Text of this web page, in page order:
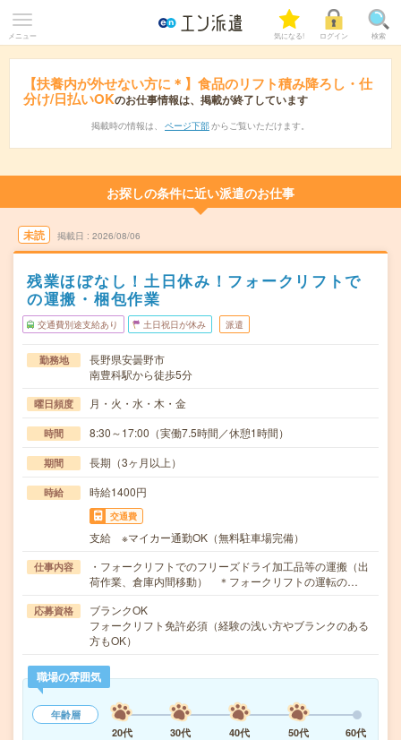
メニュー 気になる! ログイン 検索
【扶養内が外せない方に＊】食品のリフト積み降ろし・仕
分け/日払いOKのお仕事情報は、掲載が終了しています
掲載時の情報は、 ページ下部 からご覧いただけます。
お探しの条件に近い派遣のお仕事
未読 掲載日 2026/08/06
残業ほぼなし！土日休み！フォークリフトで
の運搬・梱包作業
交通費別途支給あり 土日祝日が休み 派遣
勤務地
長野県安曇野市
南豊科駅から徒歩5分
曜日頻度 月・火・水・木・金
時間 8:30～17:00（実働7.5時間／休憩1時間）
期間 長期（3ヶ月以上）
時給 時給1400円
交通費
支給 ※マイカー通勤OK（無料駐車場完備）
仕事内容
・フォークリフトでのフリーズドライ加工品等の運搬（出
荷作業、倉庫内間移動） ＊フォークリフトの運転の…
応募資格
ブランクOK
フォークリフト免許必須（経験の浅い方やブランクのある
方もOK）
職場の雰囲気
年齢層
20代
30代 40代 50代
60代